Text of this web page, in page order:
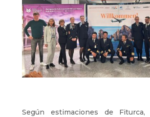
Según estimaciones de